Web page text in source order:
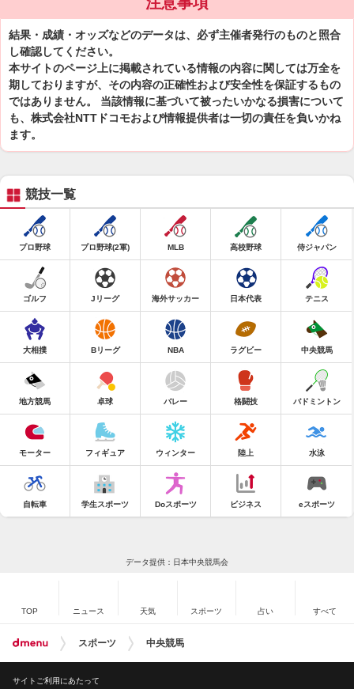
結果・成績・オッズなどのデータは、必ず主催者発行のものと照合
し確認してください。
本サイトのページ上に掲載されている情報の内容に関しては万全を
期しておりますが、その内容の正確性および安全性を保証するもの
ではありません。 当該情報に基づいて被ったいかなる損害について
も、株式会社NTTドコモおよび情報提供者は一切の責任を負いかね
ます。
競技一覧
プロ野球 プロ野球(2軍) MLB 高校野球 侍ジャパン
ゴルフ Jリーグ 海外サッカー 日本代表 テニス
大相撲 Bリーグ NBA ラグビー 中央競馬
地方競馬 卓球 バレー 格闘技 バドミントン
モーター フィギュア ウィンター 陸上 水泳
自転車 学生スポーツ Doスポーツ ビジネス eスポーツ
データ提供：日本中央競馬会
TOP ニュース 天気 スポーツ 占い すべて
スポーツ 中央競馬
サイトご利用にあたって